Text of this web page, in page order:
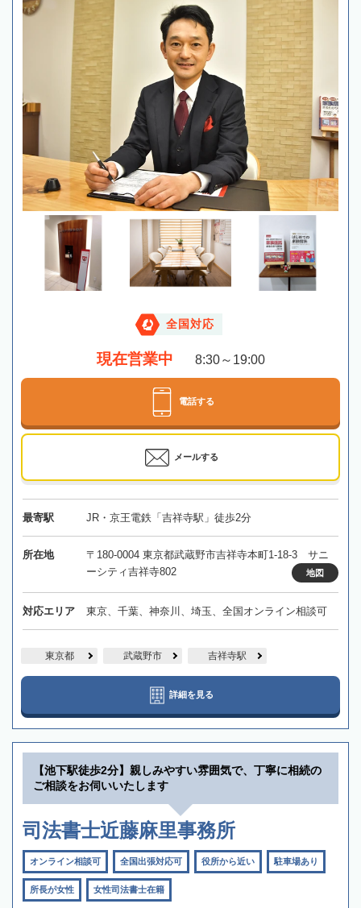
全国対応
現在営業中 8:30～19:00
電話する
メールする
最寄駅 JR・京王電鉄「吉祥寺駅」徒歩2分
所在地
〒180-0004 東京都武蔵野市吉祥寺本町1-18-3 サニ
ーシティ吉祥寺802
地図
対応エリア 東京、千葉、神奈川、埼玉、全国オンライン相談可
東京都 武蔵野市 吉祥寺駅
詳細を見る
【池下駅徒歩2分】親しみやすい雰囲気で、丁寧に相続の
ご相談をお伺いいたします
司法書士近藤麻里事務所
オンライン相談可 全国出張対応可 役所から近い 駐車場あり
所長が女性 女性司法書士在籍